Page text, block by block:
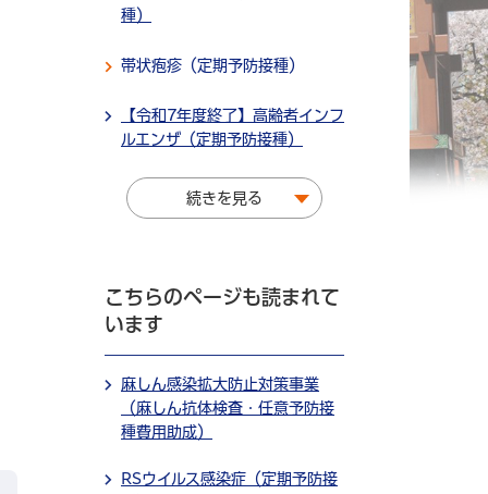
種）
帯状疱疹（定期予防接種）
【令和7年度終了】高齢者インフ
ルエンザ（定期予防接種）
続きを見る
こちらのページも読まれて
います
麻しん感染拡大防止対策事業
（麻しん抗体検査・任意予防接
種費用助成）
RSウイルス感染症（定期予防接